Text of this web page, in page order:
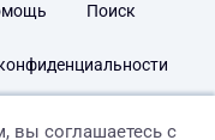
Поиск
вы соглашаетесь с